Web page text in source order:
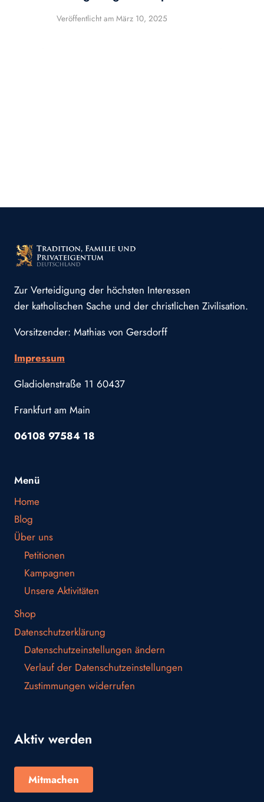
Veröffentlicht am März 10, 2025
Zur Verteidigung der höchsten Interessen
der katholischen Sache und der christlichen Zivilisation.
Vorsitzender: Mathias von Gersdorff
Impressum
Gladiolenstraße 11 60437
Frankfurt am Main
06108 97584 18
Menü
Home
Blog
Über uns
Petitionen
Kampagnen
Unsere Aktivitäten
Shop
Datenschutzerklärung
Datenschutzeinstellungen ändern
Verlauf der Datenschutzeinstellungen
Zustimmungen widerrufen
Aktiv werden
Mitmachen